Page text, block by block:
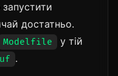
достатньо.
Modelfile
у тій
.